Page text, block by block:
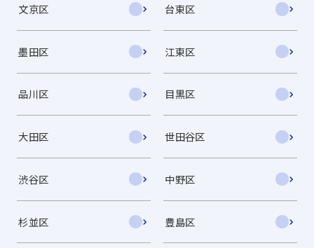
文京区 台東区
墨田区 江東区
品川区 目黒区
大田区 世田谷区
渋谷区 中野区
杉並区 豊島区